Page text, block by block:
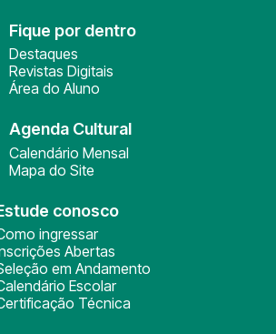
Fique por dentro
Destaques
Revistas Digitais
Área do Aluno
Agenda Cultural
Calendário Mensal
Mapa do Site
conosco
ingressar
Abertas
em Andamento
Escolar
Técnica